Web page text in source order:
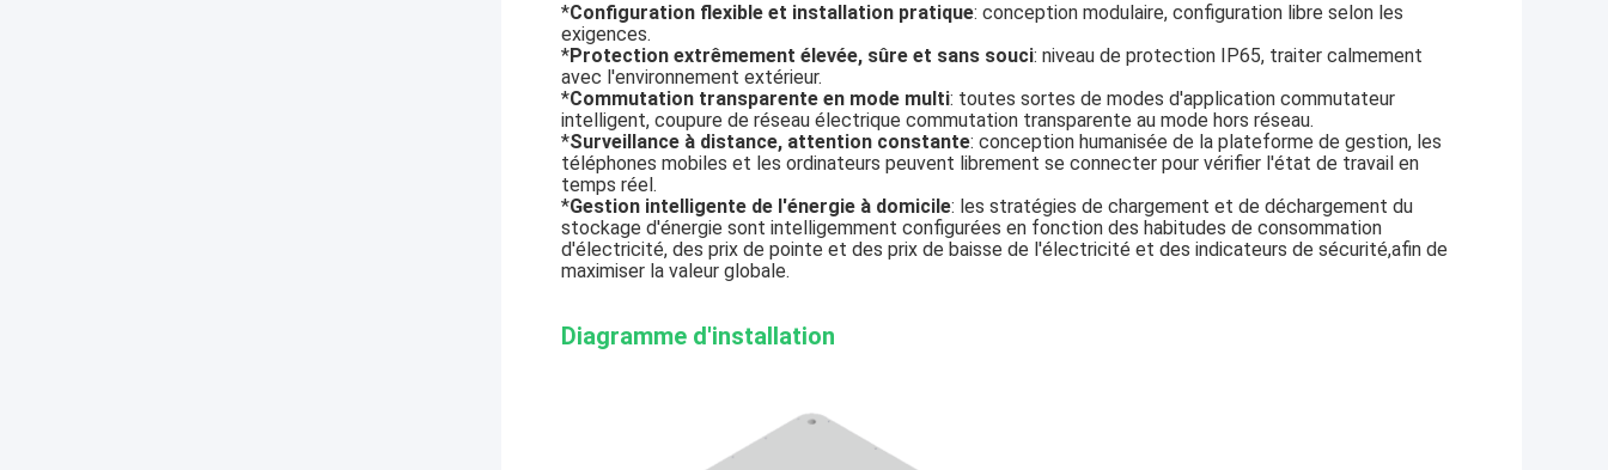
*Configuration flexible et installation pratique: conception modulaire, configuration libre selon les
exigences.
*Protection extrêmement élevée, sûre et sans souci: niveau de protection IP65, traiter calmement
avec l'environnement extérieur.
*Commutation transparente en mode multi: toutes sortes de modes d'application commutateur
intelligent, coupure de réseau électrique commutation transparente au mode hors réseau.
*Surveillance à distance, attention constante: conception humanisée de la plateforme de gestion, les
téléphones mobiles et les ordinateurs peuvent librement se connecter pour vérifier l'état de travail en
temps réel.
*Gestion intelligente de l'énergie à domicile: les stratégies de chargement et de déchargement du
stockage d'énergie sont intelligemment configurées en fonction des habitudes de consommation
d'électricité, des prix de pointe et des prix de baisse de l'électricité et des indicateurs de sécurité,afin de
maximiser la valeur globale.
Diagramme d'installation